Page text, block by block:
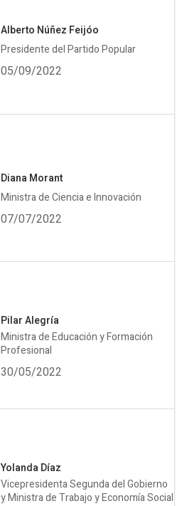
Alberto Núñez Feijóo
Presidente del Partido Popular
05/09/2022
Diana Morant
Ministra de Ciencia e Innovación
07/07/2022
Pilar Alegría
Ministra de Educación y Formación
Profesional
30/05/2022
Yolanda Díaz
Vicepresidenta Segunda del Gobierno
y Ministra de Trabajo y Economía Social